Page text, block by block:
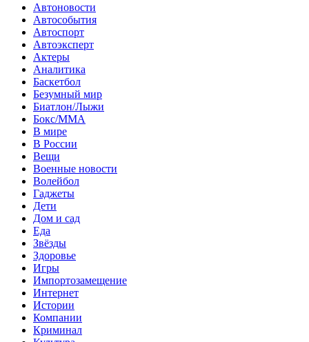
Автоновости
Автособытия
Автоспорт
Автоэксперт
Актеры
Аналитика
Баскетбол
Безумный мир
Биатлон/Лыжи
Бокс/MMA
В мире
В России
Вещи
Военные новости
Волейбол
Гаджеты
Дети
Дом и сад
Еда
Звёзды
Здоровье
Игры
Импортозамещение
Интернет
Истории
Компании
Криминал